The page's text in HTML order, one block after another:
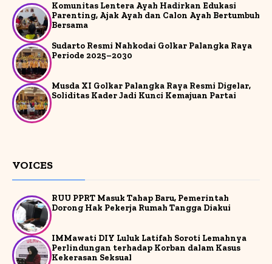
Komunitas Lentera Ayah Hadirkan Edukasi
Parenting, Ajak Ayah dan Calon Ayah Bertumbuh
Bersama
Sudarto Resmi Nahkodai Golkar Palangka Raya
Periode 2025–2030
Musda XI Golkar Palangka Raya Resmi Digelar,
Soliditas Kader Jadi Kunci Kemajuan Partai
VOICES
RUU PPRT Masuk Tahap Baru, Pemerintah
Dorong Hak Pekerja Rumah Tangga Diakui
IMMawati DIY Luluk Latifah Soroti Lemahnya
Perlindungan terhadap Korban dalam Kasus
Kekerasan Seksual